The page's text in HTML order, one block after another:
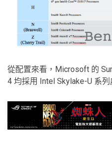
從配置來看，Microsoft 的
4 均採用 Intel Skylake-U 系列